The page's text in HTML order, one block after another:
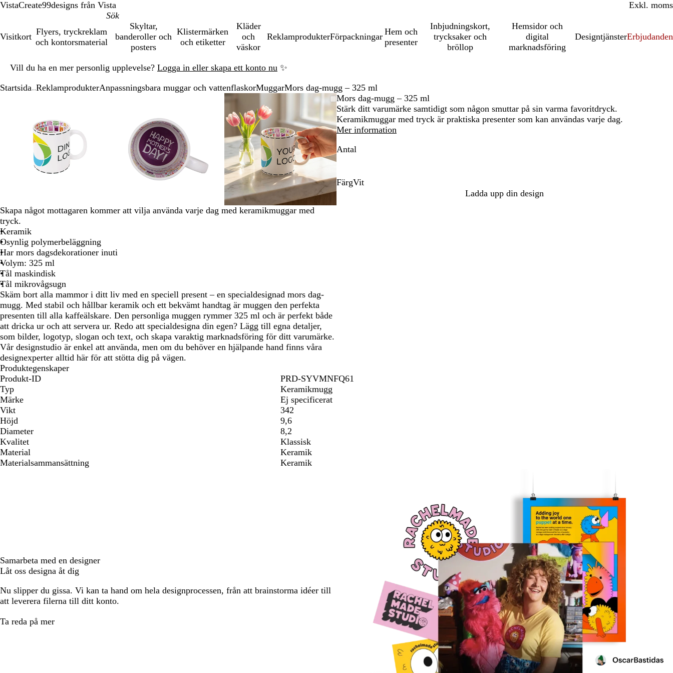
VistaCreate99designs från Vista Inkl. moms
Exkl. moms
Visitkort
Flyers, tryckreklam
och kontorsmaterial
Skyltar,
banderoller och
posters
Klistermärken
och etiketter
Kläder
och
väskor
ReklamprodukterFörpackningar
Hem och
presenter
Inbjudningskort,
trycksaker och
bröllop
Hemsidor och
digital
marknadsföring
DesigntjänsterErbjudanden
Vill du ha en mer personlig upplevelse? Logga in eller skapa ett konto nu ✨
1
Startsida ReklamprodukterAnpassningsbara muggar och vattenflaskorMuggarMors dag-mugg – 325 ml
minimum
att
utöka
och
minustangenterna
att
zooma
in
piltangenterna
panorera
minimum
att
utöka
och
minustangenterna
för
att
zooma
in
och
piltangenterna
Zoomningsbar
minimum
utöka
och
minustangenterna
för
att
zooma
in
och
ut
och
piltangenterna
Mors dag-mugg – 325 ml
Stärk ditt varumärke samtidigt som någon smuttar på sin varma favoritdryck.
Keramikmuggar med tryck är praktiska presenter som kan användas varje dag.
Mer information
Antal
FärgVit
V
i
Ladda upp din design
Skapa något mottagaren kommer att vilja använda varje dag med keramikmuggar med
tryck.
Keramik
Osynlig polymerbeläggning
Har mors dagsdekorationer inuti
Volym: 325 ml
Tål maskindisk
Tål mikrovågsugn
Skäm bort alla mammor i ditt liv med en speciell present – en specialdesignad mors dag-
mugg. Med stabil och hållbar keramik och ett bekvämt handtag är muggen den perfekta
presenten till alla kaffeälskare. Den personliga muggen rymmer 325 ml och är perfekt både
att dricka ur och att servera ur. Redo att specialdesigna din egen? Lägg till egna detaljer,
som bilder, logotyp, slogan och text, och skapa varaktig marknadsföring för ditt varumärke.
Vår designstudio är enkel att använda, men om du behöver en hjälpande hand finns våra
designexperter alltid här för att stötta dig på vägen.
Produktegenskaper
Produkt-ID
PRD-SYVMNFQ61
Typ
Keramikmugg
Märke
Ej specificerat
Vikt
342
Höjd
9,6
Diameter
8,2
Kvalitet
Klassisk
Material
Keramik
Materialsammansättning
Keramik
Samarbeta med en designer
Låt oss designa åt dig
Nu slipper du gissa. Vi kan ta hand om hela designprocessen, från att brainstorma idéer till
att leverera filerna till ditt konto.
Ta reda på mer